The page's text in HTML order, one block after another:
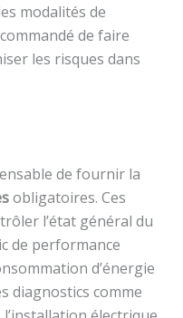
modalités de
de faire
les risques dans
de fournir la
obligatoires. Ces
l’état général du
de performance
d’énergie
diagnostics comme